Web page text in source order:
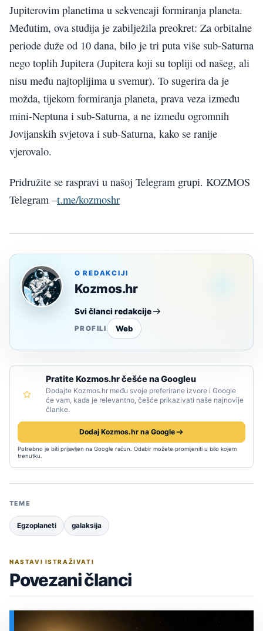
Jupiterovim planetima u sekvencaji formiranja planeta.
Međutim, ova studija je zabilježila preokret: Za orbitalne
periode duže od 10 dana, bilo je tri puta više sub-Saturna
nego toplih Jupitera (Jupitera koji su topliji od našeg, ali
nisu među najtoplijima u svemur). To sugerira da je
možda, tijekom formiranja planeta, prava veza između
mini-Neptuna i sub-Saturna, a ne između ogromnih
Jovijanskih svjetova i sub-Saturna, kako se ranije
vjerovalo.
Pridružite se raspravi u našoj Telegram grupi. KOZMOS
Telegram –t.me/kozmoshr
O REDAKCIJI
Kozmos.hr
Svi članci redakcije
PROFILI Web
Pratite Kozmos.hr češće na Googleu
Dodajte Kozmos.hr među svoje preferirane izvore i Google
će vam, kada je relevantno, češće prikazivati naše najnovije
članke.
Dodaj Kozmos.hr na Google
Potrebno je biti prijavljen na Google račun. Odabir možete promijeniti u bilo kojem
trenutku.
TEME
Egzoplaneti galaksija
NASTAVI ISTRAŽIVATI
Povezani članci